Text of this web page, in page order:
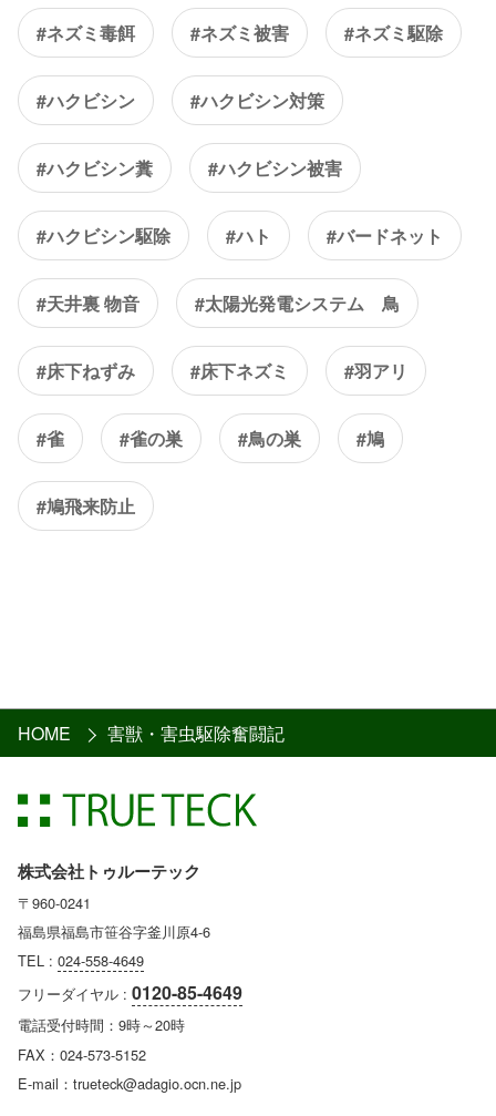
#ネズミ毒餌 #ネズミ被害 #ネズミ駆除
#ハクビシン #ハクビシン対策
#ハクビシン糞 #ハクビシン被害
#ハクビシン駆除 #ハト #バードネット
#天井裏 物音 #太陽光発電システム 鳥
#床下ねずみ #床下ネズミ #羽アリ
#雀 #雀の巣 #鳥の巣 #鳩
#鳩飛来防止
HOME 害獣・害虫駆除奮闘記
株式会社トゥルーテック
〒960-0241
福島県福島市笹谷字釜川原4-6
TEL : 024-558-4649
フリーダイヤル : 0120-85-4649
電話受付時間：9時～20時
FAX：024-573-5152
E-mail：trueteck@adagio.ocn.ne.jp